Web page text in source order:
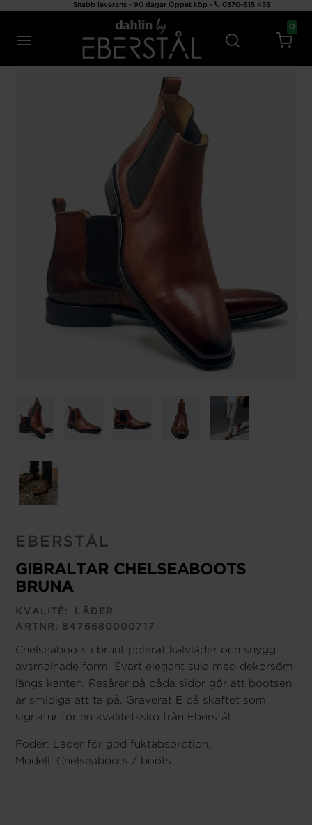
0
Snabb leverans - 90 dagar Öppet köp - 0370-615 455
EBERSTÅL
GIBRALTAR CHELSEABOOTS
BRUNA
KVALITÉ:
LÄDER
ARTNR:
8476680000717
Chelseaboots i brunt polerat kalvläder och snygg
avsmalnade form. Svart elegant sula med dekorsöm
längs kanten. Resårer på båda sidor gör att bootsen
är smidiga att ta på. Graverat E på skaftet som
signatur för en kvalitetssko från Eberstål.
Foder: Läder för god fuktabsorption.
Modell: Chelseaboots / boots